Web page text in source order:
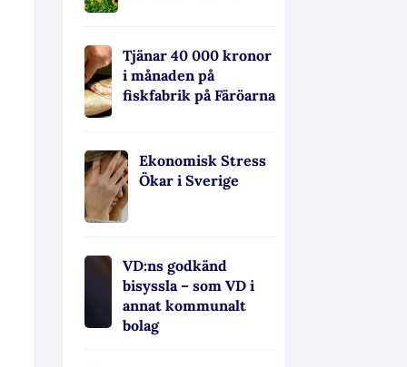
Tjänar 40 000 kronor
i månaden på
fiskfabrik på Färöarna
Ekonomisk Stress
Ökar i Sverige
VD:ns godkänd
bisyssla – som VD i
annat kommunalt
bolag